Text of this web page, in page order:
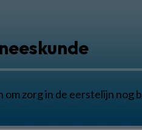
om zorg in de eerstelijn nog